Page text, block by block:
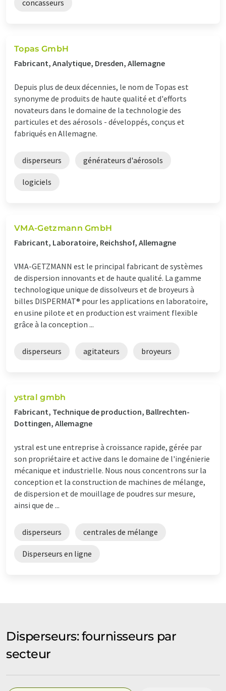
concasseurs
Topas GmbH
Fabricant, Analytique, Dresden, Allemagne
Depuis plus de deux décennies, le nom de Topas est
synonyme de produits de haute qualité et d'efforts
novateurs dans le domaine de la technologie des
particules et des aérosols - développés, conçus et
fabriqués en Allemagne.
disperseurs générateurs d'aérosols
logiciels
VMA-Getzmann GmbH
Fabricant, Laboratoire, Reichshof, Allemagne
VMA-GETZMANN est le principal fabricant de systèmes
de dispersion innovants et de haute qualité. La gamme
technologique unique de dissolveurs et de broyeurs à
billes DISPERMAT® pour les applications en laboratoire,
en usine pilote et en production est vraiment flexible
grâce à la conception ...
disperseurs agitateurs broyeurs
ystral gmbh
Fabricant, Technique de production, Ballrechten-
Dottingen, Allemagne
ystral est une entreprise à croissance rapide, gérée par
son propriétaire et active dans le domaine de l'ingénierie
mécanique et industrielle. Nous nous concentrons sur la
conception et la construction de machines de mélange,
de dispersion et de mouillage de poudres sur mesure,
ainsi que de ...
disperseurs centrales de mélange
Disperseurs en ligne
Disperseurs: fournisseurs par
secteur